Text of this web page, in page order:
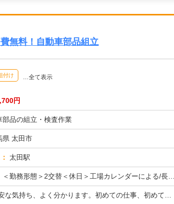
無料！自動車部品組立
付け …全て表示
円
部品の組立・検査作業
県 太田市
太田駅
＜勤務形態＞2交替＜休日＞工場カレンダーによる/長期休暇/GW /夏季/ 年末年始
持ち、よく分かります。初めての仕事、初めての場所…でも大丈夫！☆未経験者多数活躍中！☆経験やスキルは一切問...